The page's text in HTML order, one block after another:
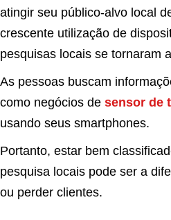
atingir seu público-alvo local
crescente utilização de
pesquisas locais se tornaram
As pessoas buscam
como negócios de sensor de
usando seus smartphones.
Portanto, estar bem
pesquisa locais pode ser a
ou perder clientes.